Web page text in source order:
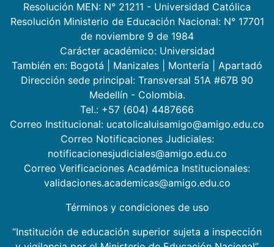
Resolución MEN: N° 21211 - Universidad Católica
Resolución Ministerio de Educación Nacional: N° 17701
de noviembre 9 de 1984
Carácter académico: Universidad
También en: Bogotá Manizales Montería
Apartadó
Dirección sede principal: Transversal 51A #67B 90
Medellín - Colombia.
Tel.: +57 (604) 4487666
Correo Institucional: ucatolicaluisamigo@amigo.edu.co
Correo Notificaciones Judiciales:
notificacionesjudiciales@amigo.edu.co
Correo Verificaciones Académica Institucionales:
validaciones.academicas@amigo.edu.co
Términos y condiciones de uso
“Institución de educación superior sujeta a inspección